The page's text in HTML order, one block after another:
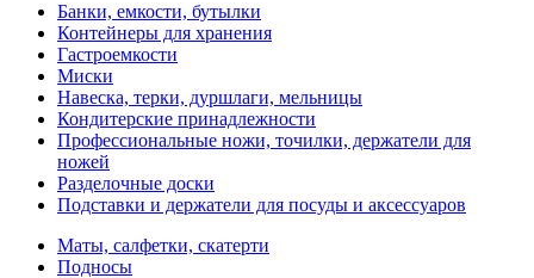
Банки, емкости, бутылки
Контейнеры для хранения
Гастроемкости
Миски
Навеска, терки, дуршлаги, мельницы
Кондитерские принадлежности
Профессиональные ножи, точилки, держатели для
ножей
Разделочные доски
Подставки и держатели для посуды и аксессуаров
Маты, салфетки, скатерти
Подносы